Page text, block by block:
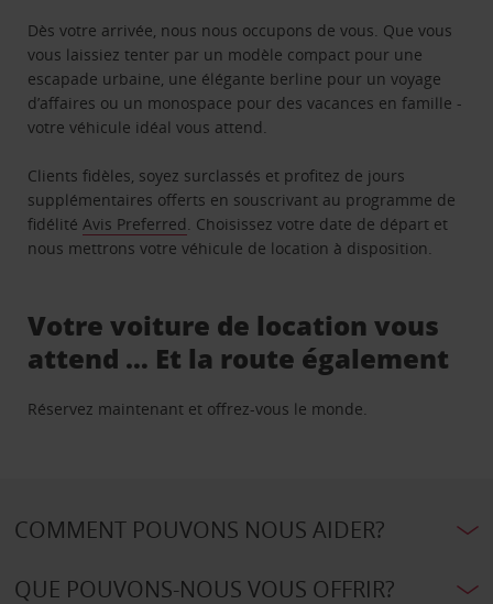
Dès votre arrivée, nous nous occupons de vous. Que vous
vous laissiez tenter par un modèle compact pour une
escapade urbaine, une élégante berline pour un voyage
d’affaires ou un monospace pour des vacances en famille -
votre véhicule idéal vous attend.
Clients fidèles, soyez surclassés et profitez de jours
supplémentaires offerts en souscrivant au programme de
fidélitéAvis Preferred. Choisissez votre date de départ et
nous mettrons votre véhicule de location à disposition.
Votre voiture de location vous
attend … Et la route également
Réservez maintenant et offrez-vous le monde.
COMMENT POUVONS NOUS AIDER?
QUE POUVONS-NOUS VOUS OFFRIR?